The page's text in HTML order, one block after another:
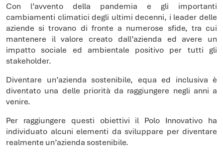
Con l’avvento della pandemia e gli importanti
cambiamenti climatici degli ultimi decenni, i leader delle
aziende si trovano di fronte a numerose sfide, tra cui
mantenere il valore creato dall’azienda ed avere un
impatto sociale ed ambientale positivo per tutti gli
stakeholder.
Diventare un’azienda sostenibile, equa ed inclusiva è
diventato una delle priorità da raggiungere negli anni a
venire.
Per raggiungere questi obiettivi il Polo Innovativo ha
individuato alcuni elementi da sviluppare per diventare
realmente un’azienda sostenibile.